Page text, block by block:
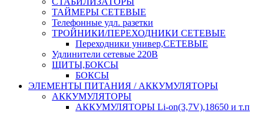
ТАЙМЕРЫ СЕТЕВЫЕ
Телефонные удл. разетки
ТРОЙНИКИ/ПЕРЕХОДНИКИ СЕТЕВЫЕ
Переходники универ,СЕТЕВЫЕ
Удлинители сетевые 220В
ЩИТЫ,БОКСЫ
БОКСЫ
ЭЛЕМЕНТЫ ПИТАНИЯ / АККУМУЛЯТОРЫ
АККУМУЛЯТОРЫ
АККУМУЛЯТОРЫ Li-on(3,7V),18650 и т.п